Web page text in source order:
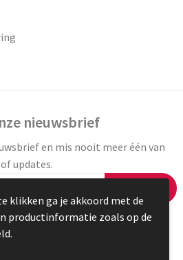
nieuwsbrief
en mis nooit meer één van
updates.
Vaneylen 2023
klikken ga je akkoord met de
productinformatie zoals op de